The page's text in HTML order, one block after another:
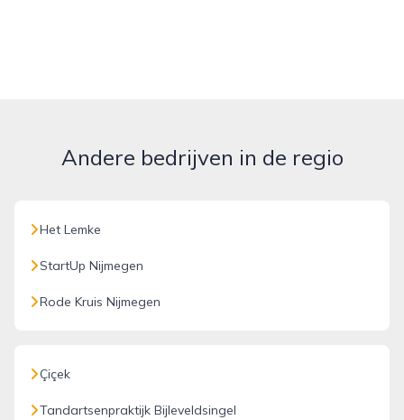
Andere bedrijven in de regio
Het Lemke
StartUp Nijmegen
Rode Kruis Nijmegen
Çiçek
Tandartsenpraktijk Bijleveldsingel